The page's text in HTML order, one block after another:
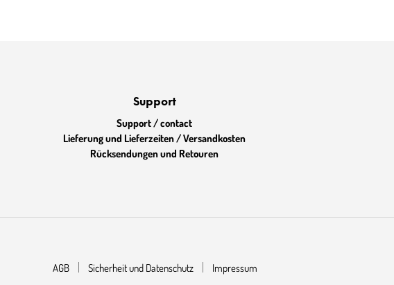
Support
Support / contact
Lieferung und Lieferzeiten / Versandkosten
Rücksendungen und Retouren
AGB Sicherheit und Datenschutz Impressum